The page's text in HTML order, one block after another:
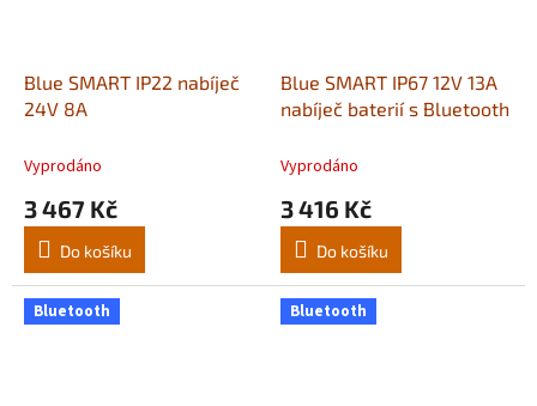
Blue SMART IP22 nabíječ
24V 8A
Vyprodáno
3 467 Kč
Do košíku
Blue SMART IP67 12V 13A
nabíječ baterií s Bluetooth
Vyprodáno
3 416 Kč
Do košíku
Bluetooth Bluetooth